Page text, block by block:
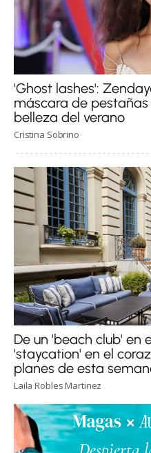
'Ghost lashes':
máscara de
belleza del verano
Cristina Sobrino
De un 'beach club' en
'staycation' en el
planes de esta
Laila Robles Martinez